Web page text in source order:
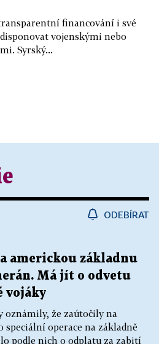
financování i své
vojenskými nebo
Syrský...
ODEBÍRAT
americkou základnu
Má jít o odvetu
vojáky
oznámily, že zaútočily na
operace na základně
podle nich o odplatu za zabití